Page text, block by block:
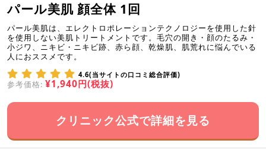
パール美肌 顔全体 1回
パール美肌は、エレクトロポレーションテクノロジーを使用した針
を使用しない美肌トリートメントです。毛穴の開き・顔のたるみ・
小ジワ、ニキビ・ニキビ跡、赤ら顔、乾燥肌、肌荒れに悩んでいる
人におススメです。
4.6(当サイトの口コミ総合評価)
参考価格: ¥1,940円(税抜)
クリニック公式で詳細を見る